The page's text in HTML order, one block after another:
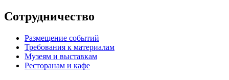
Сотрудничество
Размещение событий
Требования к материалам
Музеям и выставкам
Ресторанам и кафе